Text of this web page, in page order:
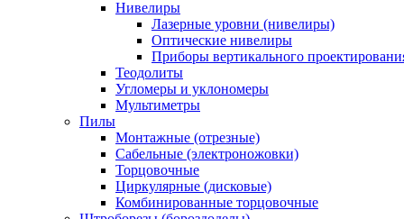
Нивелиры
Лазерные уровни (нивелиры)
Оптические нивелиры
Приборы вертикального
Теодолиты
Угломеры и уклономеры
Мультиметры
Пилы
Монтажные (отрезные)
Сабельные (электроножовки)
Торцовочные
Циркулярные (дисковые)
Комбинированные торцовочные